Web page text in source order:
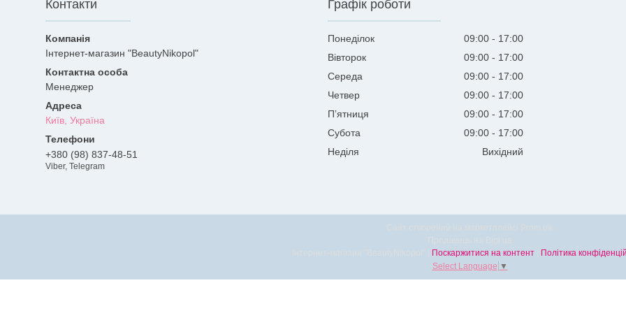
Контакти
Інтернет-магазин "BeautyNikopol"
Менеджер
Київ, Україна
+380 (98) 837-48-51
Viber, Telegram
Графік роботи
Понеділок 09:00
17:00
Вівторок
09:00
17:00
Середа
09:00
17:00
Четвер
09:00
17:00
Пʼятниця
09:00
17:00
Субота
09:00
17:00
Неділя
Вихідний
Поскаржитися на контент
Політика
Select Language ▼